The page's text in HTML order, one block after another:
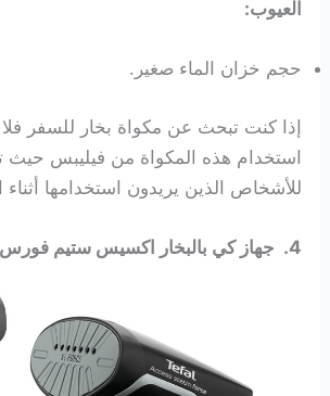
العيوب:
حجم خزان الماء صغير.
إذا كنت تبحث عن مكواة بخار للسفر
استخدام هذه المكواة من فيليبس حيث
للأشخاص الذين يريدون استخدامها
4. جهاز كي بالبخار اكسيس ستيم فورس من تيفال